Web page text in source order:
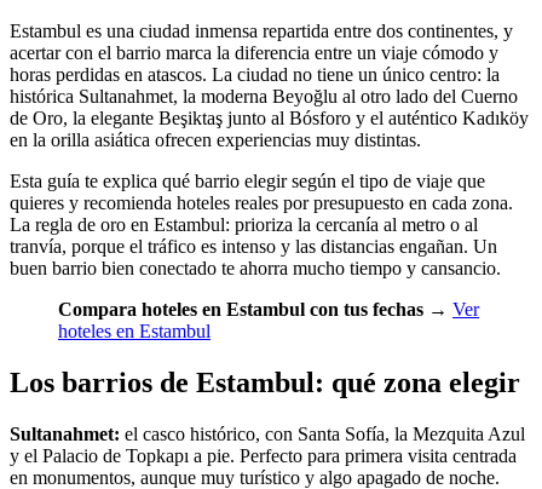
Estambul es una ciudad inmensa repartida entre dos continentes, y
acertar con el barrio marca la diferencia entre un viaje cómodo y
horas perdidas en atascos. La ciudad no tiene un único centro: la
histórica Sultanahmet, la moderna Beyoğlu al otro lado del Cuerno
de Oro, la elegante Beşiktaş junto al Bósforo y el auténtico Kadıköy
en la orilla asiática ofrecen experiencias muy distintas.
Esta guía te explica qué barrio elegir según el tipo de viaje que
quieres y recomienda hoteles reales por presupuesto en cada zona.
La regla de oro en Estambul: prioriza la cercanía al metro o al
tranvía, porque el tráfico es intenso y las distancias engañan. Un
buen barrio bien conectado te ahorra mucho tiempo y cansancio.
Compara hoteles en Estambul con tus fechas → Ver
hoteles en Estambul
Los barrios de Estambul: qué zona elegir
Sultanahmet: el casco histórico, con Santa Sofía, la Mezquita Azul
y el Palacio de Topkapı a pie. Perfecto para primera visita centrada
en monumentos, aunque muy turístico y algo apagado de noche.